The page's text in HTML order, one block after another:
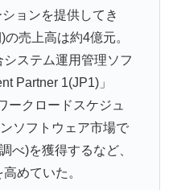
ョンを提供してき
売上高は約4億元。
ステム運用管理ソフ
Partner 1(JP1)」
ークロードスケジュ
ソフトウェア市場で
べ)を獲得するなど、
めていた。